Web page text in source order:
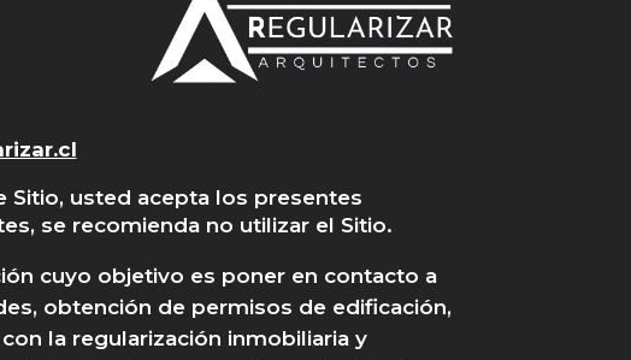
Sitio, usted acepta los presentes
se recomienda no utilizar el Sitio.
cuyo objetivo es poner en contacto a
obtención de permisos de edificación,
la regularización inmobiliaria y